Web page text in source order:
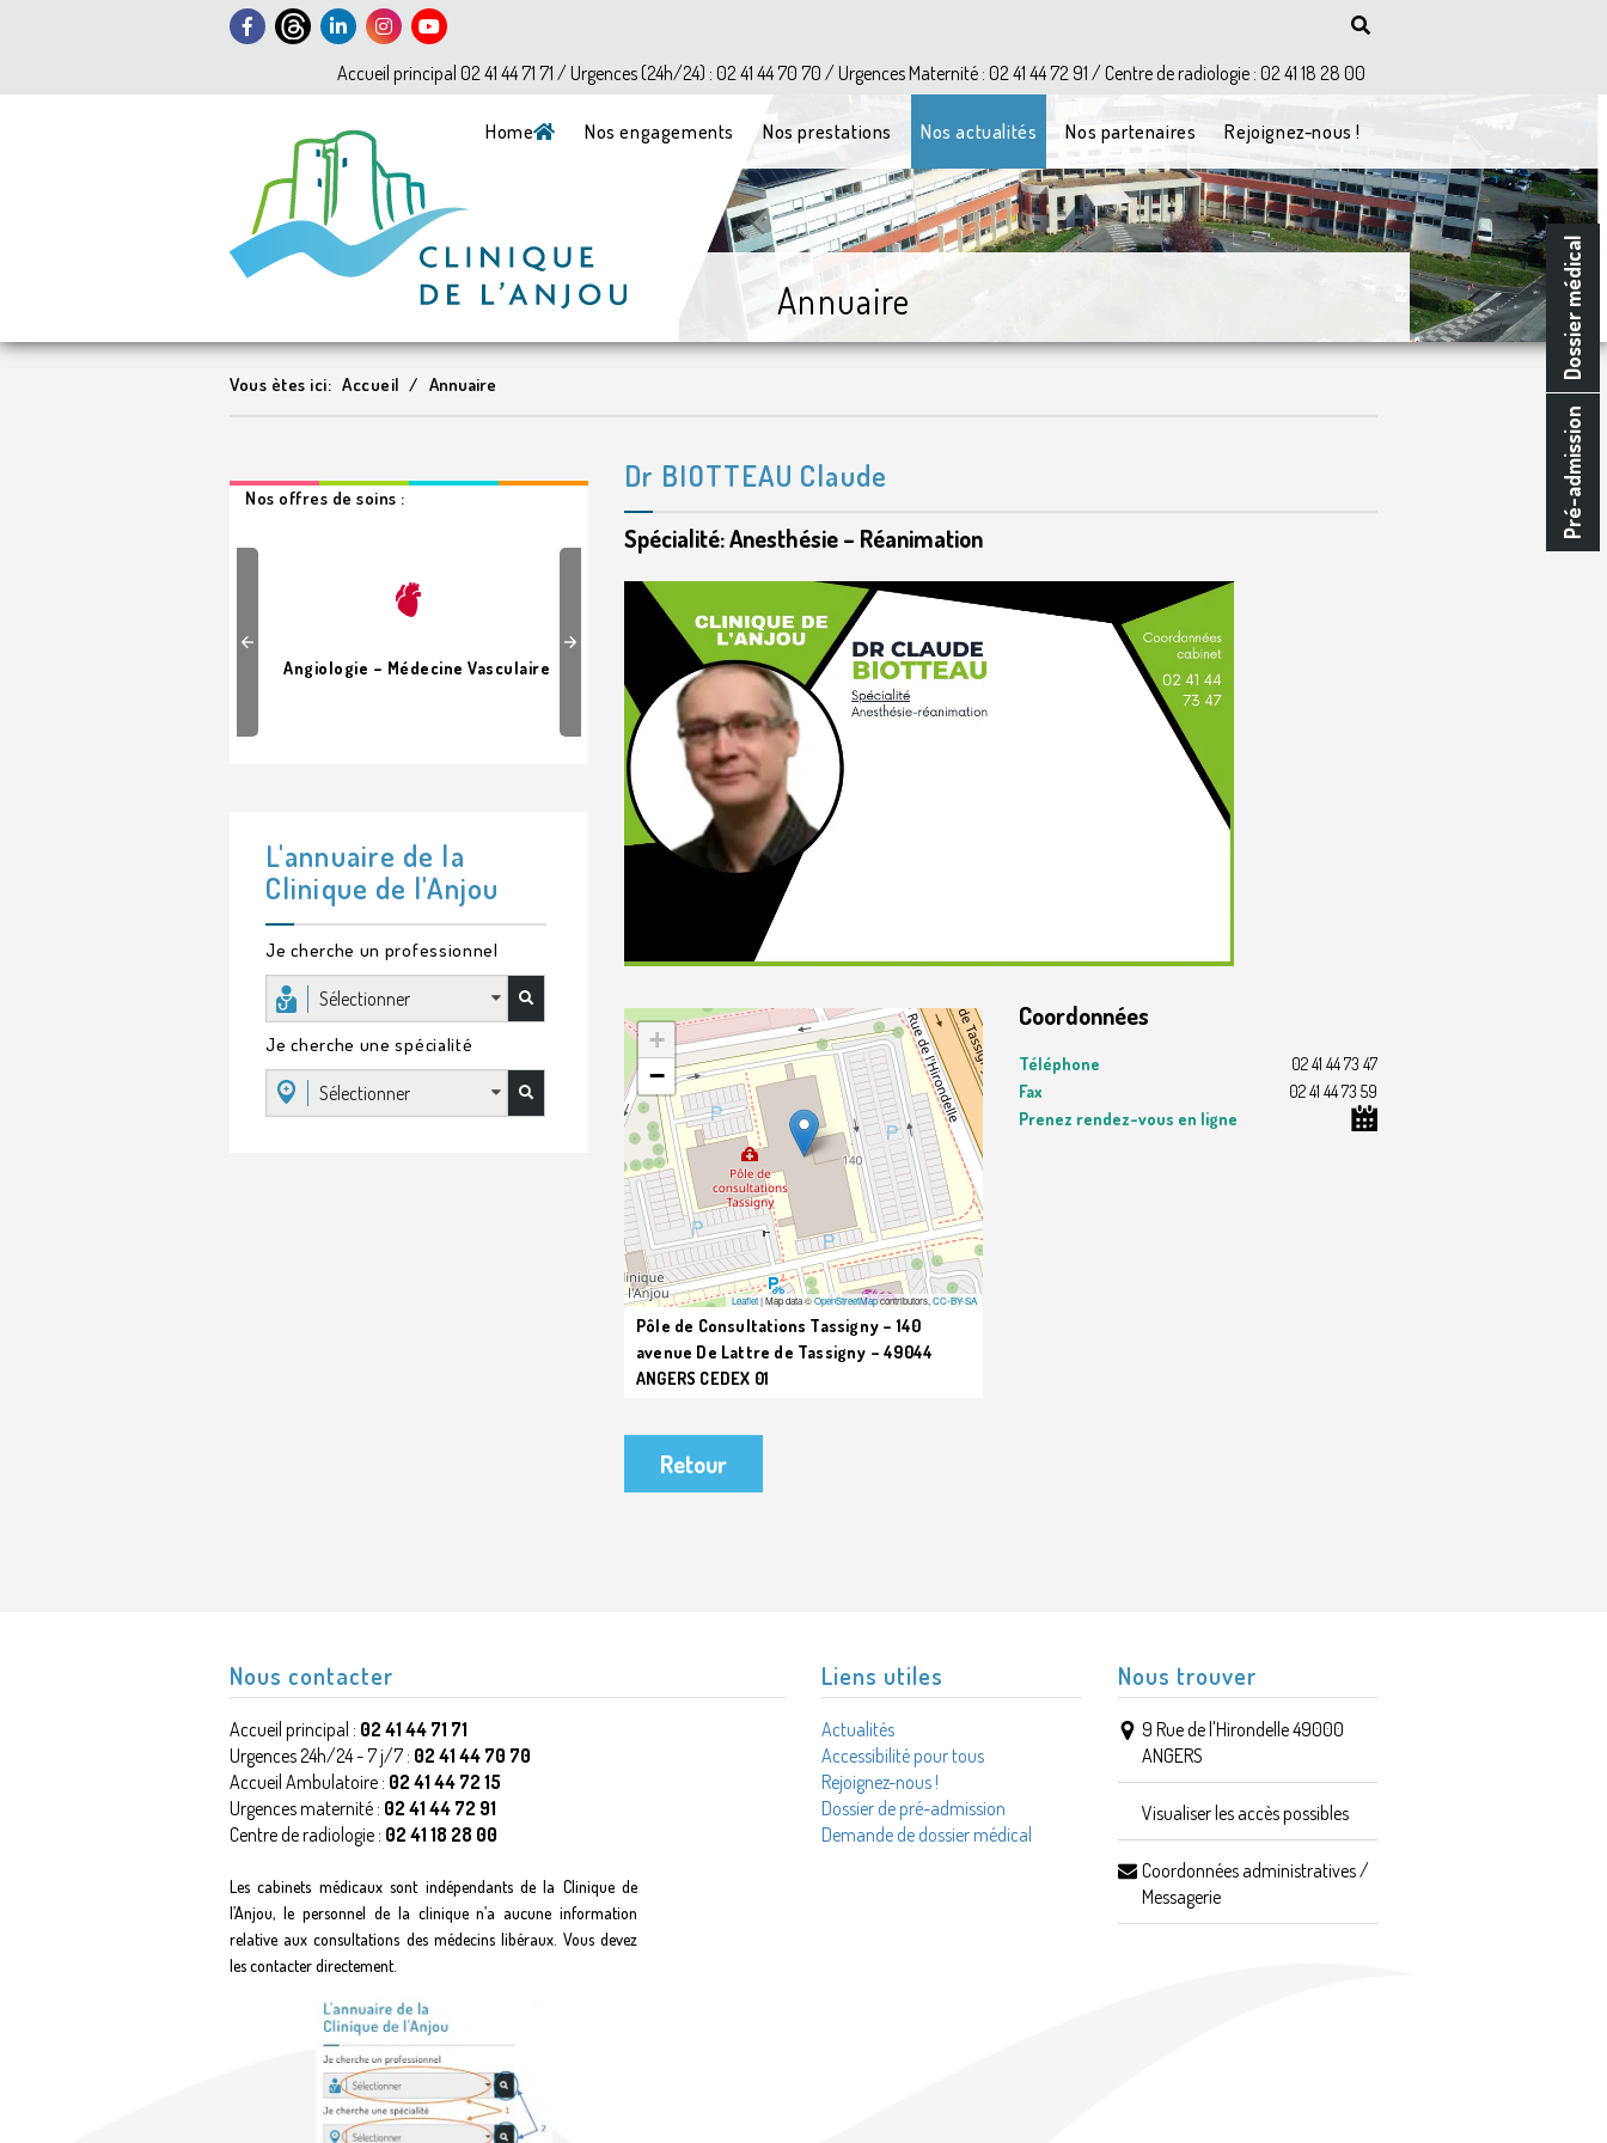
Pré-admission
Dossier médical
Accueil principal 02 41 44 71 71 / Urgences (24h/24) : 02 41 44 70 70 / Urgences Maternité : 02 41 44 72 91 / Centre de radiologie : 02 41 18 28 00
Home Nos engagements Nos prestations Nos actualités Nos partenaires Rejoignez-nous !
Annuaire
Vous ètes ici: Accueil Annuaire
Nos offres de soins :
Previous
Angiologie – Médecine Vasculaire Cardiologie Centre Spécialisé Obésité
Next
L'annuaire de la
Clinique de l'Anjou
Je cherche un professionnel
Sélectionner
Je cherche une spécialité
Sélectionner
Dr BIOTTEAU Claude
Spécialité: Anesthésie – Réanimation
+
−
Leaflet| Map data ©OpenStreetMapcontributors,CC-BY-SA
Pôle de Consultations Tassigny – 140
avenue De Lattre de Tassigny – 49044
ANGERS CEDEX 01
Coordonnées
Téléphone
02 41 44 73 47
Fax
02 41 44 73 59
Prenez rendez-vous en ligne
Retour
Nous contacter
Accueil principal : 02 41 44 71 71
Urgences 24h/24 - 7 j/7 : 02 41 44 70 70
Accueil Ambulatoire : 02 41 44 72 15
Urgences maternité : 02 41 44 72 91
Centre de radiologie : 02 41 18 28 00
Les cabinets médicaux sont indépendants de la Clinique de
l’Anjou, le personnel de la clinique n’a aucune information
relative aux consultations des médecins libéraux. Vous devez
les contacter directement.
Liens utiles
Actualités
Accessibilité pour tous
Rejoignez-nous !
Dossier de pré-admission
Demande de dossier médical
Nous trouver
9 Rue de l'Hirondelle 49000
ANGERS
Visualiser les accès possibles
Coordonnées administratives /
Messagerie